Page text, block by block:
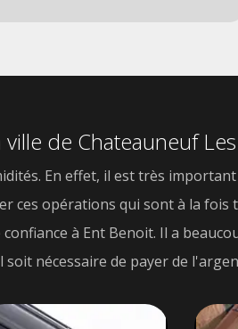
de Chateauneuf
En effet, il est très
ces opérations qui sont à la
à Ent Benoit. Il a
soit nécessaire de payer de